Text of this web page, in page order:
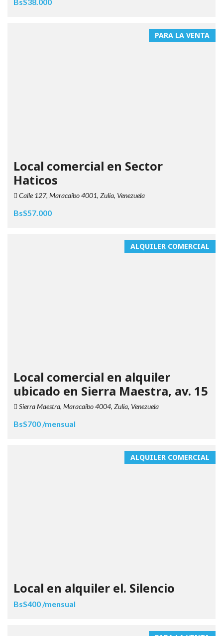
PARA LA VENTA
Local comercial en Sector
Haticos
Calle 127, Maracaibo 4001, Zulia, Venezuela
BsS57.000
ALQUILER COMERCIAL
Local comercial en alquiler
ubicado en Sierra Maestra, av. 15
Sierra Maestra, Maracaibo 4004, Zulia, Venezuela
BsS700 /mensual
ALQUILER COMERCIAL
Local en alquiler el. Silencio
BsS400 /mensual